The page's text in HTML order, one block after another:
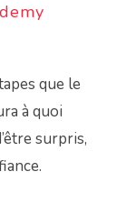
que le
à quoi
surpris,